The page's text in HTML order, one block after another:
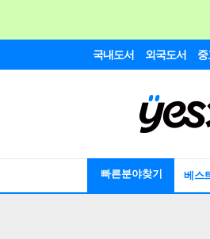
국내도서 외국도서
빠른분야찾기 베스